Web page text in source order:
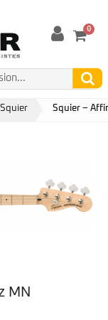
0
Squier Squier –
MN